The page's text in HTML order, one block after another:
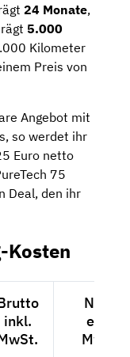
24 Monate,
5.000
Kilometer
Preis von
Angebot mit
so werdet ihr
Euro netto
75
Deal, den ihr
Kosten
inkl.
Netto
exkl.
MwSt.